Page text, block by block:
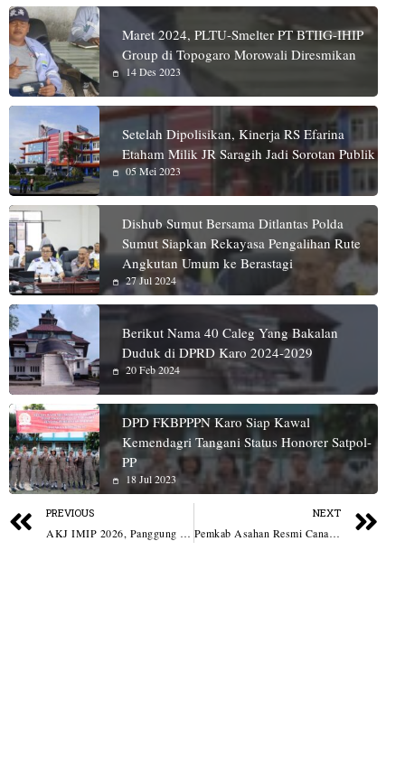
Maret 2024, PLTU-Smelter PT BTIIG-IHIP
Group di Topogaro Morowali Diresmikan
14 Des 2023
Setelah Dipolisikan, Kinerja RS Efarina
Etaham Milik JR Saragih Jadi Sorotan Publik
05 Mei 2023
Dishub Sumut Bersama Ditlantas Polda
Sumut Siapkan Rekayasa Pengalihan Rute
Angkutan Umum ke Berastagi
27 Jul 2024
Berikut Nama 40 Caleg Yang Bakalan
Duduk di DPRD Karo 2024-2029
20 Feb 2024
DPD FKBPPPN Karo Siap Kawal
Kemendagri Tangani Status Honorer Satpol-
PP
18 Jul 2023
PREVIOUS
AKJ IMIP 2026, Panggung Apresiasi Bagi Jurnalis
NEXT
Pemkab Asahan Resmi Canangkan dan Lepas Petugas Pelaksana Sensus Ekonomi 2026